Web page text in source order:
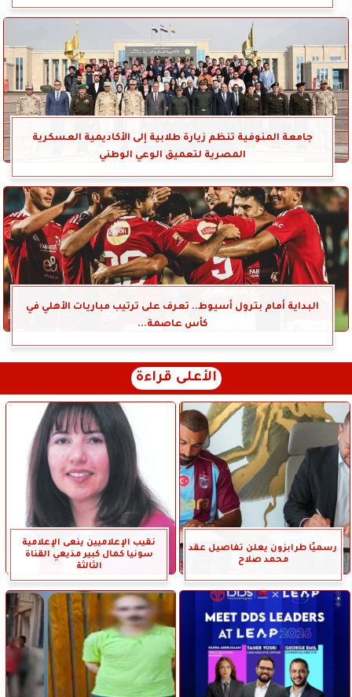
جامعة المنوفية تنظم زيارة طلابية إلى الأكاديمية العسكرية
المصرية لتعميق الوعي الوطني
البداية أمام بترول أسيوط.. تعرف على ترتيب مباريات الأهلي في
كأس عاصمة...
الأعلى قراءة
رسميًا طرابزون يعلن تفاصيل عقد
محمد صلاح
نقيب الإعلاميين ينعى الإعلامية
سونيا كمال كبير مذيعي القناة
الثالثة